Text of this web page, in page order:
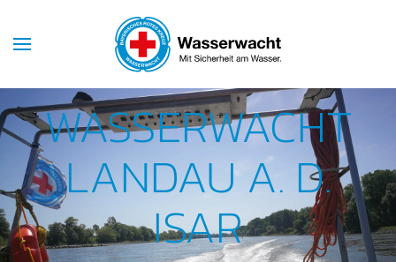
Skip to main content
WASSERWACHT
LANDAU A. D.
ISAR